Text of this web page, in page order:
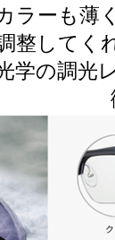
ラーも薄
整してく
学の調光